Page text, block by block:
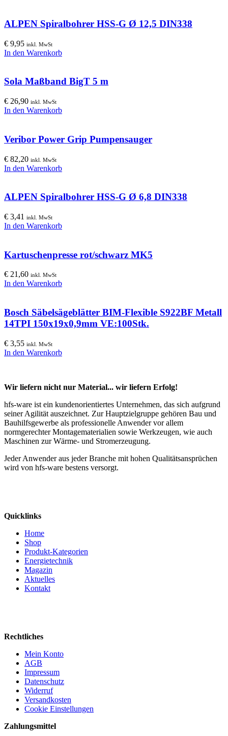
ALPEN Spiralbohrer HSS-G Ø 12,5 DIN338
€ 9,95 inkl. MwSt
In den Warenkorb
Sola Maßband BigT 5 m
€ 26,90 inkl. MwSt
In den Warenkorb
Veribor Power Grip Pumpensauger
€ 82,20 inkl. MwSt
In den Warenkorb
ALPEN Spiralbohrer HSS-G Ø 6,8 DIN338
€ 3,41 inkl. MwSt
In den Warenkorb
Kartuschenpresse rot/schwarz MK5
€ 21,60 inkl. MwSt
In den Warenkorb
Bosch Säbelsägeblätter BIM-Flexible S922BF Metall
14TPI 150x19x0,9mm VE:100Stk.
€ 3,55 inkl. MwSt
In den Warenkorb
Wir liefern nicht nur Material... wir liefern Erfolg!
hfs-ware ist ein kundenorientiertes Unternehmen, das sich aufgrund
seiner Agilität auszeichnet. Zur Hauptzielgruppe gehören Bau und
Bauhilfsgewerbe als professionelle Anwender vor allem
normgerechter Montagematerialien sowie Werkzeugen, wie auch
Maschinen zur Wärme- und Stromerzeugung.
Jeder Anwender aus jeder Branche mit hohen Qualitätsansprüchen
wird von hfs-ware bestens versorgt.
Quicklinks
Home
Shop
Produkt-Kategorien
Energietechnik
Magazin
Aktuelles
Kontakt
Rechtliches
Mein Konto
AGB
Impressum
Datenschutz
Widerruf
Versandkosten
Cookie Einstellungen
Zahlungsmittel